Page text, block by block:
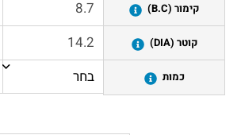
קימור (B.C)
קוטר (DIA)
כמות